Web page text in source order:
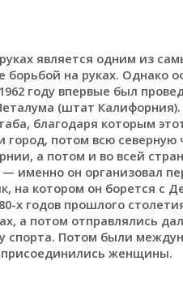
является одним из
борьбой на руках. Однако
году впервые был
(штат
благодаря которым
город, потом всю
а потом и во всей
именно он организовал
на котором он борется с
х годов прошлого
а потом отправлялись
спорта. Потом были
женщины.